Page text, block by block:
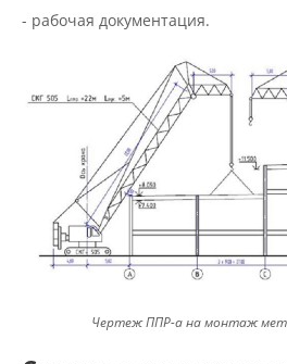
- рабочая документация.
Чертеж ППР-а на монтаж